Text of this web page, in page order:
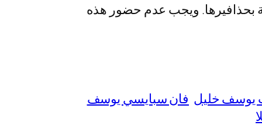
بحذافيرها. ويجب عدم حضور هذه
يوسف خليل فان سبايسي يوسف